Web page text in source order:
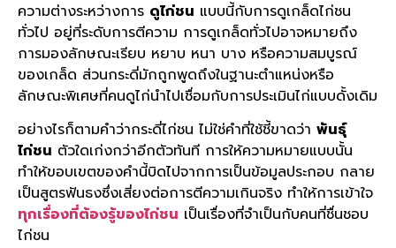
ความต่างระหว่างการ ดูไก่ชน แบบนี้กับการดูเกล็ดไก่ชน
ทั่วไป อยู่ที่ระดับการตีความ การดูเกล็ดทั่วไปอาจหมายถึง
การมองลักษณะเรียบ หยาบ หนา บาง หรือความสมบูรณ์
ของเกล็ด ส่วนกระดี่มักถูกพูดถึงในฐานะตำแหน่งหรือ
ลักษณะพิเศษที่คนดูไก่นำไปเชื่อมกับการประเมินไก่แบบดั้งเดิม
อย่างไรก็ตามคำว่ากระดี่ไก่ชน ไม่ใช่คำที่ใช้ชี้ขาดว่า พันธุ์
ไก่ชน ตัวใดเก่งกว่าอีกตัวทันที การให้ความหมายแบบนั้น
ทำให้ขอบเขตของคำนี้บิดไปจากการเป็นข้อมูลประกอบ กลาย
เป็นสูตรฟันธงซึ่งเสี่ยงต่อการตีความเกินจริง ทำให้การเข้าใจ
ทุกเรื่องที่ต้องรู้ของไก่ชน เป็นเรื่องที่จำเป็นกับคนที่ชื่นชอบ
ไก่ชน